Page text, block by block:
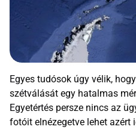
Egyes tudósok úgy vélik,
szétválását egy hatalmas
Egyetértés persze nincs az
fotóit elnézegetve lehet azért